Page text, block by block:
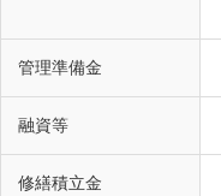
管理準備金
融資等
修繕積立金